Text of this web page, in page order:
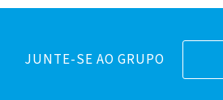
JUNTE-SE AO GRUPO